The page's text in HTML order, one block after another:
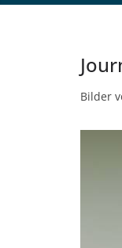
Bilder